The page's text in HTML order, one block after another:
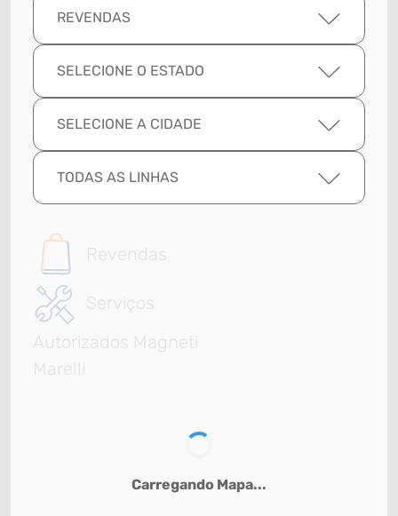
REVENDAS
SELECIONE O ESTADO
SELECIONE A CIDADE
TODAS AS LINHAS
Revendas
Serviços
Autorizados Magneti
Marelli